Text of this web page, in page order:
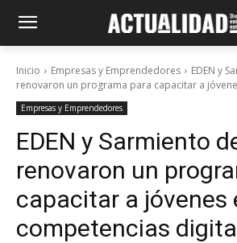
Inicio Empresas y Emprendedores
EDEN y
renovaron un programa para capacitar a
Empresas y Emprendedores
EDEN y Sarmiento
renovaron un
capacitar a jóvenes
competencias